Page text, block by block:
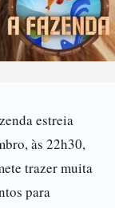
estreia
às 22h30,
trazer muita
para